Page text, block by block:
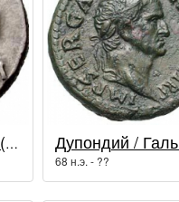
Денарий / Гальба (68 - 69 гг.)
68 н.э. - ??